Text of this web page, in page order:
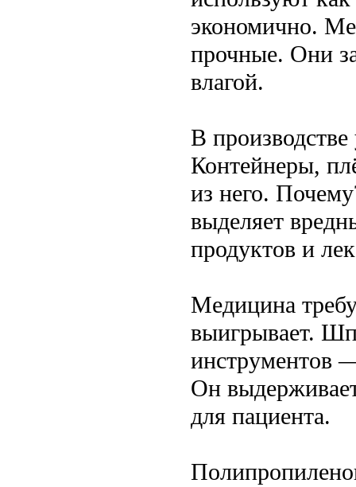
экономично.
прочные. Они
влагой.
В
Контейнеры,
из него.
выделяет
продуктов и
Медицина
выигрывает.
инструментов
Он
для пациента.